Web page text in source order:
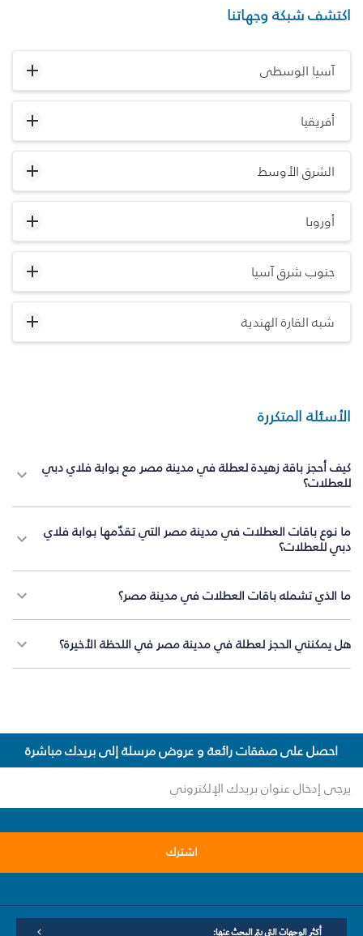
اكتشف شبكة وجهاتنا
آسيا الوسطى
أفريقيا
الشرق الأوسط
أوروبا
جنوب شرق آسيا
شبه القارة الهندية
الأسئلة المتكررة
كيف أحجز باقة زهيدة لعطلة في مدينة مصر مع بوابة فلاي دبي
للعطلات؟
ما نوع باقات العطلات في مدينة مصر التي تقدّمها بوابة فلاي
دبي للعطلات؟
ما الذي تشمله باقات العطلات في مدينة مصر؟
هل يمكنني الحجز لعطلة في مدينة مصر في اللحظة الأخيرة؟
احصل على صفقات رائعة و عروض مرسلة إلى بريدك مباشرة
اشترك
أكثر الوجهات التي يتم البحث عنها: